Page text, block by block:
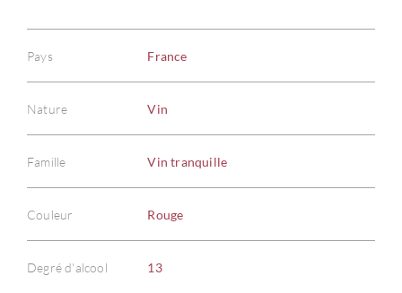
Pays France
Nature Vin
Famille Vin tranquille
Couleur Rouge
Degré d'alcool 13